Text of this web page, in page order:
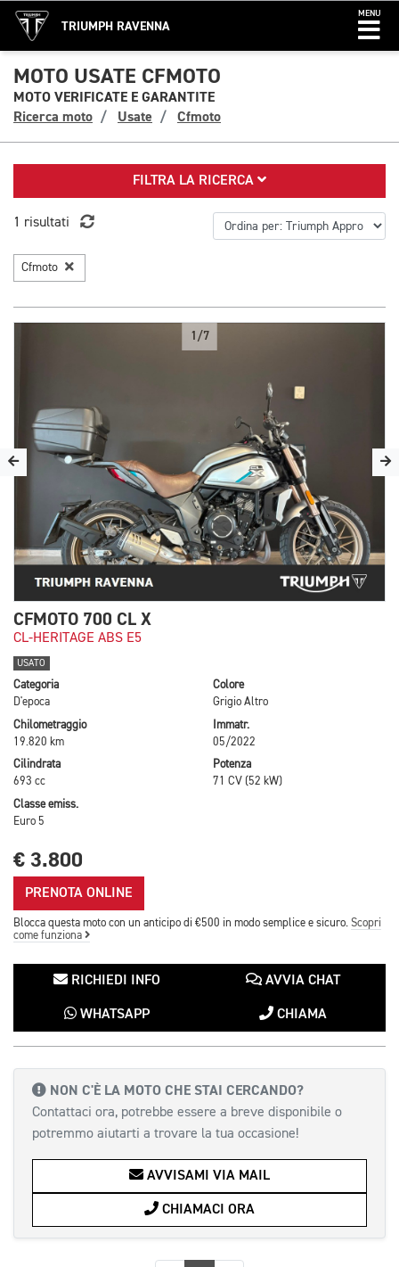
TRIUMPH RAVENNA
MENU
MOTO USATE CFMOTO
MOTO VERIFICATE E GARANTITE
Ricerca moto
Usate Cfmoto
FILTRA LA RICERCA
1 risultati
Cfmoto
1/7
CFMOTO 700 CL X
CL-HERITAGE ABS E5
USATO
Categoria
D'epoca
Colore
Grigio Altro
Chilometraggio
19.820 km
Immatr.
05/2022
Cilindrata
693 cc
Potenza
71 CV (52 kW)
Classe emiss.
Euro 5
€ 3.800
PRENOTA ONLINE
Blocca questa moto con un anticipo di €500 in modo semplice e sicuro. Scopri
come funziona
RICHIEDI INFO AVVIA CHAT
WHATSAPP CHIAMA
NON C'È LA MOTO CHE STAI CERCANDO?
Contattaci ora, potrebbe essere a breve disponibile o
potremmo aiutarti a trovare la tua occasione!
AVVISAMI VIA MAIL
CHIAMACI ORA